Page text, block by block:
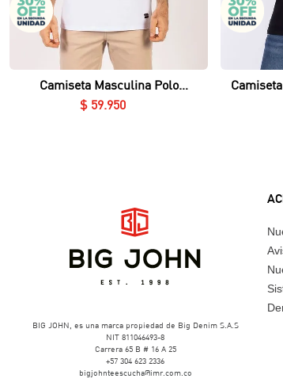
Vista rápida
Camiseta Masculina Polo
Essential en Piqué Lycrado
$ 59. 950
Nerú
BIG JOHN, es una marca propiedad de Big Denim S.A.S
NIT 811046493-8
Carrera 65 B # 16 A 25
+57 304 623 2336
bigjohnteescucha@imr.com.co